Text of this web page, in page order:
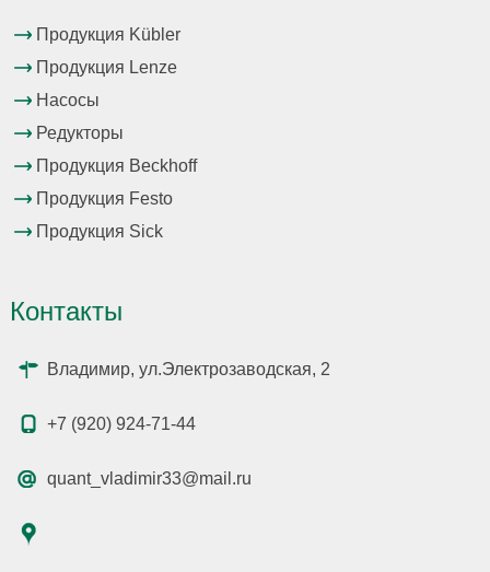
Продукция Kübler
Продукция Lenze
Насосы
Редукторы
Продукция Beckhoff
Продукция Festo
Продукция Sick
Контакты
Владимир, ул.Электрозаводская, 2
+7 (920) 924-71-44
quant_vladimir33@mail.ru